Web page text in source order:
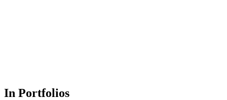
In Portfolios